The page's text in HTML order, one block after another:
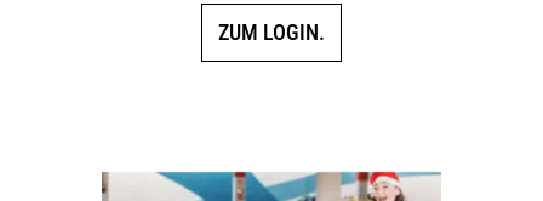
ZUM LOGIN.